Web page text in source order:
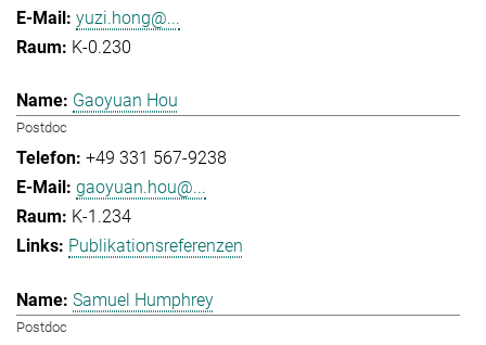
yuzi.hong@...
K-0.230
Gaoyuan Hou
Postdoc
+49 331 567-9238
gaoyuan.hou@...
K-1.234
Publikationsreferenzen
Samuel Humphrey
Postdoc